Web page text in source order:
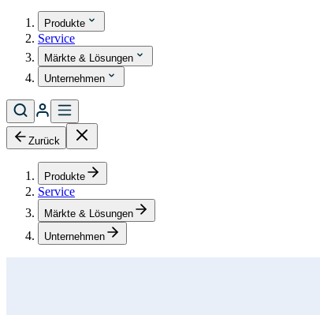
Produkte
Service
Märkte & Lösungen
Unternehmen
Zurück
Produkte
Service
Märkte & Lösungen
Unternehmen